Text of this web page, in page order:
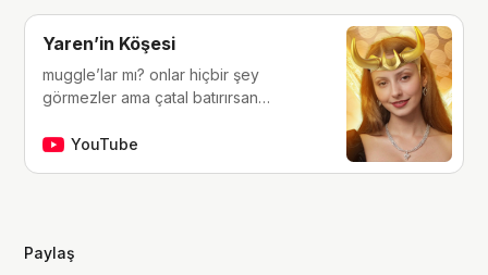
Yaren’in Köşesi
muggle’lar mı? onlar hiçbir şey
görmezler ama çatal batırırsan
çocukluğumdan beri tutkunu olduğum
de bana eşlik etmek isterseniz,
YouTube
Paylaş